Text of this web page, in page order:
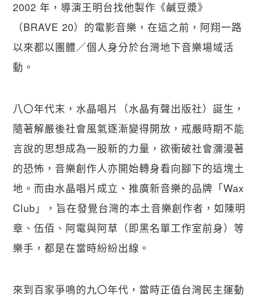
2002 年，導演王明台找他製作《鹹豆漿》
（BRAVE 20）的電影音樂，在這之前，阿翔一路
以來都以團體／個人身分於台灣地下音樂場域活
動。
八〇年代末，水晶唱片（水晶有聲出版社）誕生，
隨著解嚴後社會風氣逐漸變得開放，戒嚴時期不能
言說的思想成為一股新的力量，欲衝破社會瀰漫著
的恐怖，音樂創作人亦開始轉身看向腳下的這塊土
地。而由水晶唱片成立、推廣新音樂的品牌「Wax
Club」，旨在發覺台灣的本土音樂創作者，如陳明
章、伍佰、阿電與阿草（即黑名單工作室前身）等
樂手，都是在當時紛紛出線。
來到百家爭鳴的九〇年代，當時正值台灣民主運動